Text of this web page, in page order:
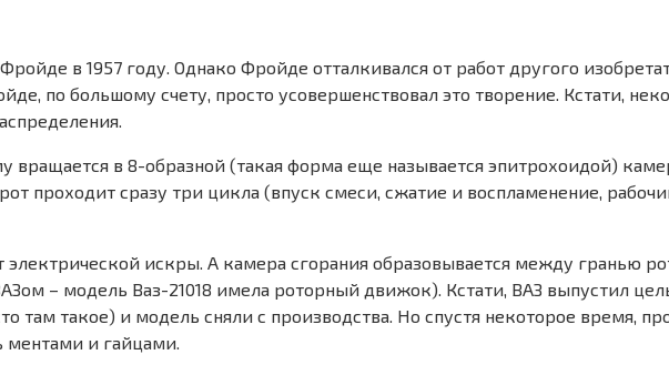
в 1957 году. Однако Фройде отталкивался от работ другого
по большому счету, просто усовершенствовал это творение. Кстати,
вращается в 8-образной (такая форма еще называется эпитрохоидой)
проходит сразу три цикла (впуск смеси, сжатие и воспламенение,
электрической искры. А камера сгорания образовывается между гранью
– модель Ваз-21018 имела роторный движок). Кстати, ВАЗ выпустил
там такое) и модель сняли с производства. Но спустя некоторое время,
ментами и гайцами.